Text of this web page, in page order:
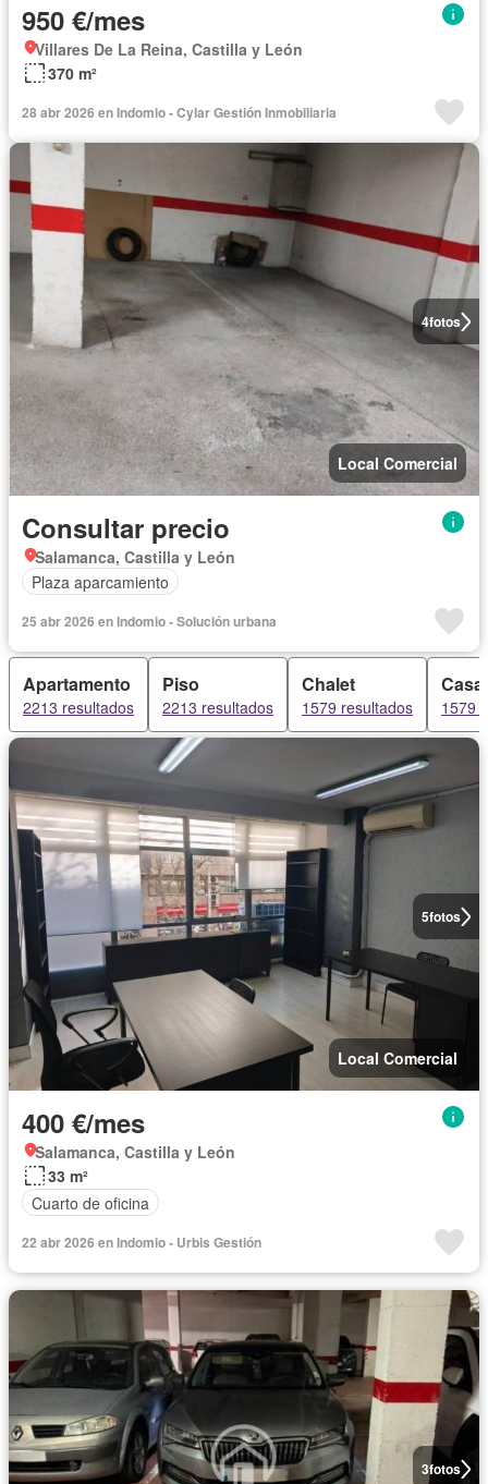
950 €/mes
Villares De La Reina, Castilla y León
370 m²
28 abr 2026 en Indomio - Cylar Gestión Inmobiliaria
4fotos
Local Comercial
Consultar precio
Salamanca, Castilla y León
Plaza aparcamiento
25 abr 2026 en Indomio - Solución urbana
Apartamento
2213 resultados
Piso
2213 resultados
Chalet
1579 resultados
Casa
1579
5fotos
Local Comercial
400 €/mes
Salamanca, Castilla y León
33 m²
Cuarto de oficina
22 abr 2026 en Indomio - Urbis Gestión
3fotos